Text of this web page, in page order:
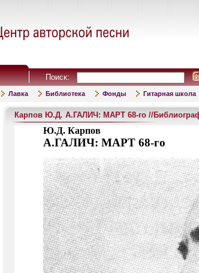
Поиск:
Лавка Библиотека Фонды Гитарная школа
Карпов Ю.Д. А.ГАЛИЧ: МАРТ 68-го //
Ю.Д. Карпов
А.ГАЛИЧ: МАРТ 68-го